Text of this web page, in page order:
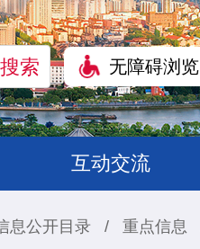
无障碍浏览
互动交流
息公开目录 / 重点信息